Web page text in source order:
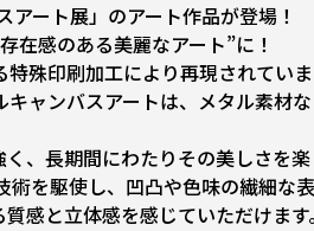
ート展」のアート作品が登場！
在感のある美麗なアート”に！
殊印刷加工により再現されていま
ャンバスアートは、メタル素
、長期間にわたりその美しさを楽
を駆使し、凹凸や色味の繊細な
感と立体感を感じていただけます。